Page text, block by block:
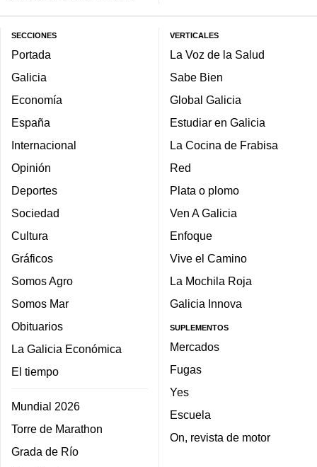
SECCIONES
Portada
Galicia
Economía
España
Internacional
Opinión
Deportes
Sociedad
Cultura
Gráficos
Somos Agro
Somos Mar
Obituarios
La Galicia Económica
El tiempo
Mundial 2026
Torre de Marathon
Grada de Río
VERTICALES
La Voz de la Salud
Sabe Bien
Global Galicia
Estudiar en Galicia
La Cocina de Frabisa
Red
Plata o plomo
Ven A Galicia
Enfoque
Vive el Camino
La Mochila Roja
Galicia Innova
SUPLEMENTOS
Mercados
Fugas
Yes
Escuela
On, revista de motor